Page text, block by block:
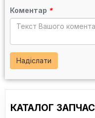
Коментар *
Надіслати
КАТАЛОГ